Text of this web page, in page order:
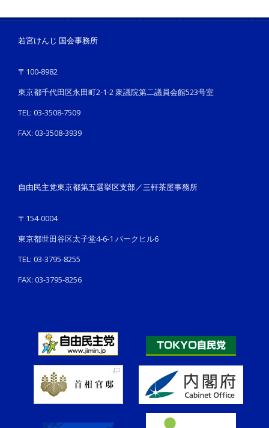
若宮けんじ 国会事務所
〒100-8982
東京都千代田区永田町2-1-2 衆議院第二議員会館523号室
TEL: 03-3508-7509
FAX: 03-3508-3939
自由民主党東京都第五選挙区支部／三軒茶屋事務所
〒154-0004
東京都世田谷区太子堂4-6-1 パークヒル6
TEL: 03-3795-8255
FAX: 03-3795-8256